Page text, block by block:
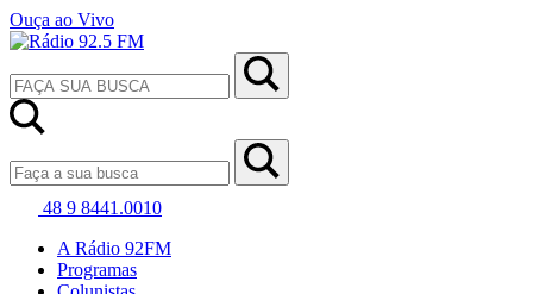
Ouça ao Vivo
48 9 8441.0010
A Rádio 92FM
Programas